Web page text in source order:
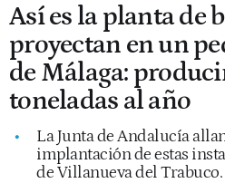
Así es la planta de
proyectan en un
de Málaga:
toneladas al año
La Junta de Andalucía
implantación de estas
de Villanueva del Trabuco.